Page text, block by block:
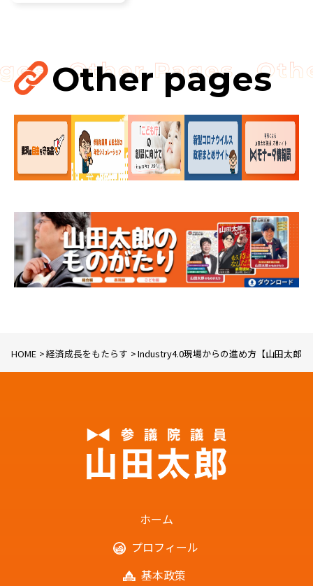
Other pages
HOME 経済成長をもたらす Industry4.0現場からの進め方【山田太郎
ホーム
プロフィール
基本政策